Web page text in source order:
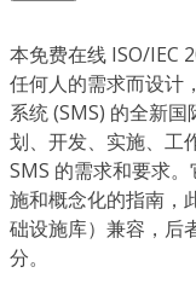
本免费在线 ISO/IEC
任何人的需求而设计
系统 (SMS) 的全新
划、开发、实施、工
SMS 的需求和要求
施和概念化的指南，
础设施库）兼容，后
分。